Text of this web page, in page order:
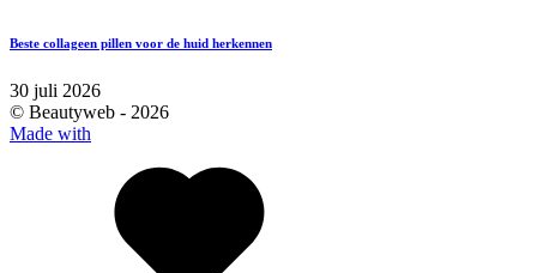
Beste collageen pillen voor de huid herkennen
30 juli 2026
© Beautyweb - 2026
Made with